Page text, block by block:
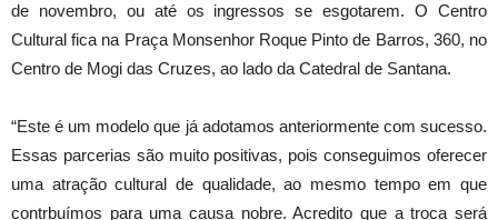
de novembro, ou até os ingressos se esgotarem. O Centro
Cultural fica na Praça Monsenhor Roque Pinto de Barros, 360, no
Centro de Mogi das Cruzes, ao lado da Catedral de Santana.
“Este é um modelo que já adotamos anteriormente com sucesso.
Essas parcerias são muito positivas, pois conseguimos oferecer
uma atração cultural de qualidade, ao mesmo tempo em que
contrbuímos para uma causa nobre. Acredito que a troca será